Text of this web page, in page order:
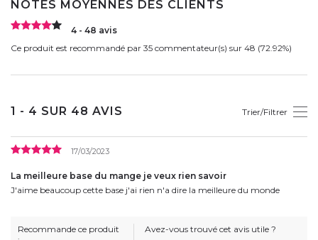
NOTES MOYENNES DES CLIENTS
4 - 48 avis
Ce produit est recommandé par 35 commentateur(s) sur 48 (72.92%)
1 - 4 SUR 48 AVIS Trier/Filtrer
17/03/2023
La meilleure base du mange je veux rien savoir
J'aime beaucoup cette base j'ai rien n'a dire la meilleure du monde
Recommande ce produit
Avez-vous trouvé cet avis utile ?